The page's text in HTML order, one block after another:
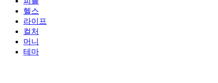
헬스
라이프
컬처
머니
테마